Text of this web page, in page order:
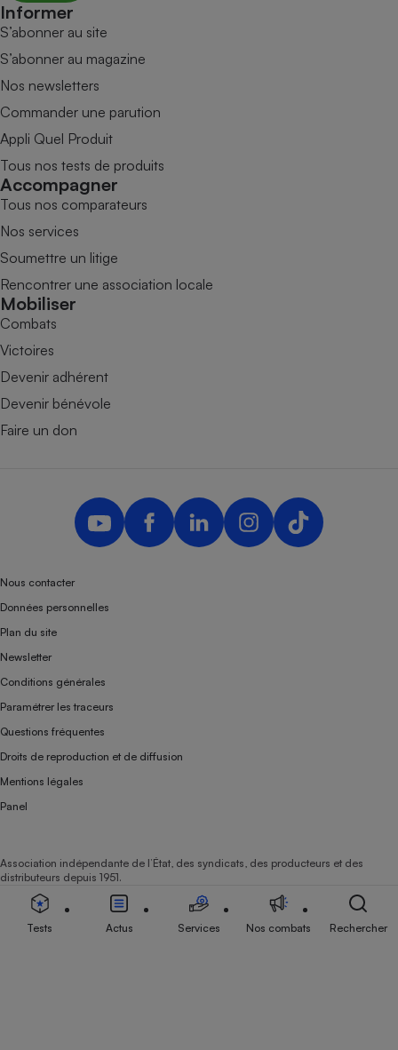
Informer
S’abonner au site
S’abonner au magazine
Nos newsletters
Commander une parution
Appli Quel Produit
Tous nos tests de produits
Accompagner
Tous nos comparateurs
Nos services
Soumettre un litige
Rencontrer une association locale
Mobiliser
Combats
Victoires
Devenir adhérent
Devenir bénévole
Faire un don
Nous contacter
Données personnelles
Plan du site
Newsletter
Conditions générales
Paramétrer les traceurs
Questions fréquentes
Droits de reproduction et de diffusion
Mentions légales
Panel
Association indépendante de l’État, des syndicats, des producteurs et des
distributeurs depuis 1951.
Tests Actus Services Nos combats Rechercher